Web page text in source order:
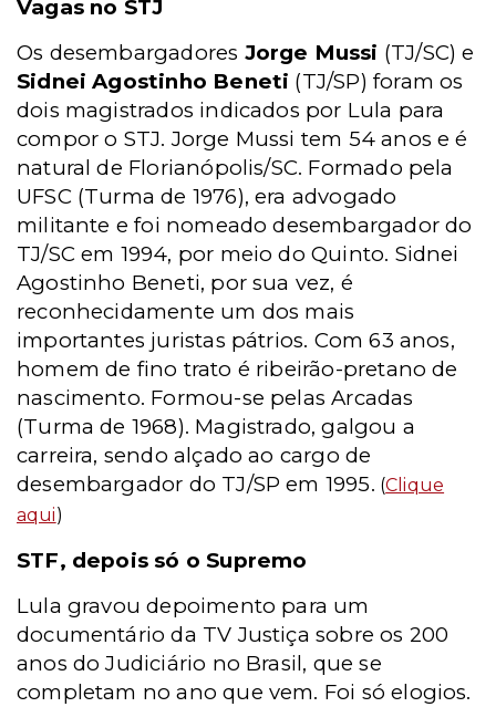
Vagas no STJ
Os desembargadores Jorge Mussi (TJ/SC) e
Sidnei Agostinho Beneti (TJ/SP) foram os
dois magistrados indicados por Lula para
compor o STJ. Jorge Mussi tem 54 anos e é
natural de Florianópolis/SC. Formado pela
UFSC (Turma de 1976), era advogado
militante e foi nomeado desembargador do
TJ/SC em 1994, por meio do Quinto. Sidnei
Agostinho Beneti, por sua vez, é
reconhecidamente um dos mais
importantes juristas pátrios. Com 63 anos,
homem de fino trato é ribeirão-pretano de
nascimento. Formou-se pelas Arcadas
(Turma de 1968). Magistrado, galgou a
carreira, sendo alçado ao cargo de
desembargador do TJ/SP em 1995. (Clique
aqui)
STF, depois só o Supremo
Lula gravou depoimento para um
documentário da TV Justiça sobre os 200
anos do Judiciário no Brasil, que se
completam no ano que vem. Foi só elogios.